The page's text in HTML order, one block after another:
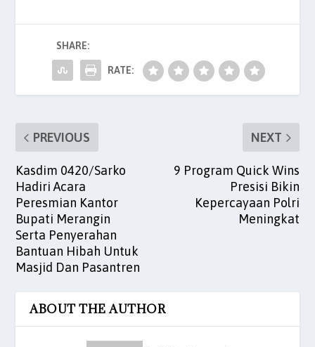
b
o
o
k
A
p
p
dI
n
t
SHARE:
RATE:
PREVIOUS
Kasdim 0420/Sarko
Hadiri Acara
Peresmian Kantor
Bupati Merangin
Serta Penyerahan
Bantuan Hibah Untuk
Masjid Dan Pasantren
NEXT
9 Program Quick Wins
Presisi Bikin
Kepercayaan Polri
Meningkat
ABOUT THE AUTHOR